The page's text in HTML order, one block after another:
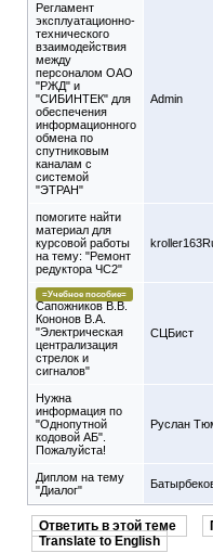
Регламент
эксплуатационно-
технического
взаимодействия
между
персоналом ОАО
"РЖД" и
"СИБИНТЕК" для
обеспечения
информационного
обмена по
спутниковым
каналам с
системой
"ЭТРАН"
Admin
помогите найти
материал для
курсовой работы
на тему: "Ремонт
редуктора ЧС2"
=Учебное пособие=
Сапожников В.В.
Кононов В.А.
"Электрическая
централизация
стрелок и
сигналов"
СЦБист
Нужна
информация по
"Однопутной
кодовой АБ".
Пожалуйста!
Руслан
Диплом на тему
"Диалог"
Ответить в этой теме
Translate to English